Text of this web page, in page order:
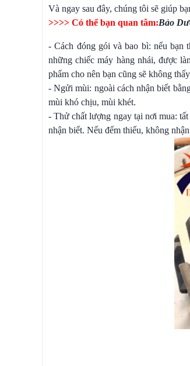
Và ngay sau đây, chúng tôi sẽ giúp
>>>> Có thể bạn quan tâm:Bảo
- Cách đóng gói và bao bì: nếu bạn
những chiếc máy hàng nhái, được
phẩm cho nên bạn cũng sẽ không
- Ngửi mùi: ngoài cách nhận biết
mùi khó chịu, mùi khét.
- Thử chất lượng ngay tại nơi mua:
nhận biết. Nếu đếm thiếu, không